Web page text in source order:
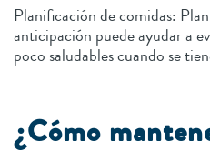
Planificación de comidas:
anticipación puede ayudar a
poco saludables cuando se
¿Cómo